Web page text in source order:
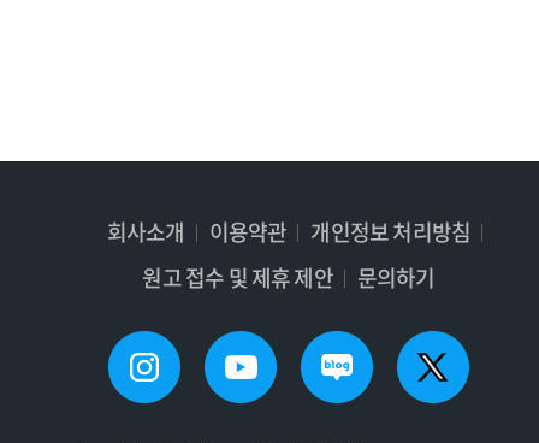
회사소개 이용약관
개인정보 처리방침
원고 접수 및 제휴 제안
문의하기